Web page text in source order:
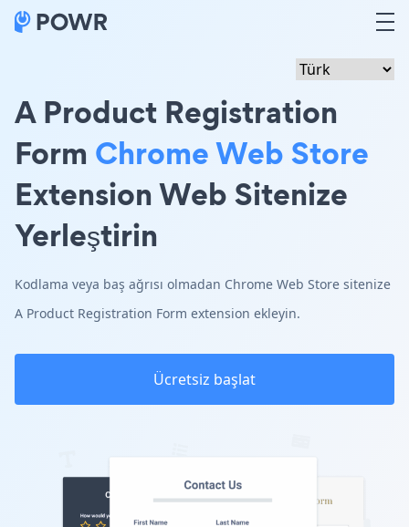
A Product Registration
Form Chrome Web Store
Extension Web Sitenize
Yerleştirin
Kodlama veya baş ağrısı olmadan Chrome Web Store sitenize
A Product Registration Form extension ekleyin.
Ücretsiz başlat